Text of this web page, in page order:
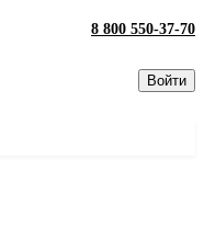
8 800 550-37-70
Войти